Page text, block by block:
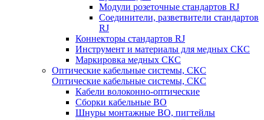
Модули розеточные стандартов RJ
Соединители, разветвители стандартов
RJ
Коннекторы стандартов RJ
Инструмент и материалы для медных СКС
Маркировка медных СКС
Оптические кабельные системы, СКС
Оптические кабельные системы, СКС
Кабели волоконно-оптические
Сборки кабельные ВО
Шнуры монтажные ВО, пигтейлы